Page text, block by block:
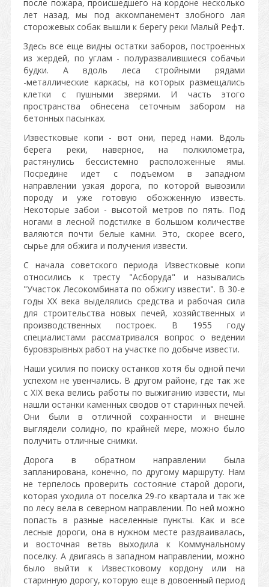
после пожара, происшедшего на кордоне несколько
лет назад, мы под аккомпанемент злобного лая
сторожевых собак вышли к берегу реки Малый Рефт.
Здесь все еще видны остатки заборов, построенных
из жердей, по углам - полуразвалившиеся собачьи
будки. А вдоль леса стройными рядами
-металлические каркасы, на которых размещались
клетки с пушными зверями. И часть этого
пространства обнесена сеточным забором на
бетонных пасынках.
Известковые копи - вот они, перед нами. Вдоль
берега реки, наверное, на полкилометра,
растянулись бессистемно расположенные ямы.
Посредине идет с подъемом в западном
направлении узкая дорога, по которой вывозили
породу и уже готовую обожженную известь.
Некоторые забои - высотой метров по пять. Под
ногами в лесной подстилке в большом количестве
валяются почти белые камни. Это, скорее всего,
сырье для обжига и получения извести.
С начала советского периода Известковые копи
относились к тресту "Асборуда" и назывались
"Участок Лесокомбината по обжигу извести". В 30-е
годы XX века выделялись средства и рабочая сила
для строительства новых печей, хозяйственных и
производственных построек. В 1955 году
специалистами рассматривался вопрос о ведении
буровзрывных работ на участке по добыче извести.
Наши усилия по поиску останков хотя бы одной печи
успехом не увенчались. В другом районе, где так же
с XIX века велись работы по выжиганию извести, мы
нашли останки каменных сводов от старинных печей.
Они были в отличной сохранности и внешне
выглядели солидно, по крайней мере, можно было
получить отличные снимки.
Дорога в обратном направлении была
запланирована, конечно, по другому маршруту. Нам
не терпелось проверить состояние старой дороги,
которая уходила от поселка 29-го квартала и так же
по лесу вела в северном направлении. По ней можно
попасть в разные населенные пункты. Как и все
лесные дороги, она в нужном месте раздваивалась,
и восточная ветвь выходила к Коммунальному
поселку. А двигаясь в западном направлении, можно
было выйти к Известковому кордону или на
старинную дорогу, которую еще в довоенный период